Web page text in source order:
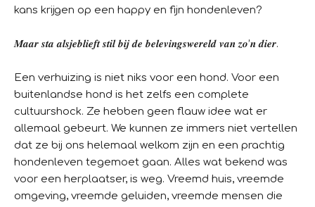
kans krijgen op een happy en fijn hondenleven?
𝑴𝒂𝒂𝒓 𝒔𝒕𝒂 𝒂𝒍𝒔𝒋𝒆𝒃𝒍𝒊𝒆𝒇𝒕 𝒔𝒕𝒊𝒍 𝒃𝒊𝒋 𝒅𝒆 𝒃𝒆𝒍𝒆𝒗𝒊𝒏𝒈𝒔𝒘𝒆𝒓𝒆𝒍𝒅 𝒗𝒂𝒏 𝒛𝒐’𝒏 𝒅𝒊𝒆𝒓.
Een verhuizing is niet niks voor een hond. Voor een
buitenlandse hond is het zelfs een complete
cultuurshock. Ze hebben geen flauw idee wat er
allemaal gebeurt. We kunnen ze immers niet vertellen
dat ze bij ons helemaal welkom zijn en een prachtig
hondenleven tegemoet gaan. Alles wat bekend was
voor een herplaatser, is weg. Vreemd huis, vreemde
omgeving, vreemde geluiden, vreemde mensen die